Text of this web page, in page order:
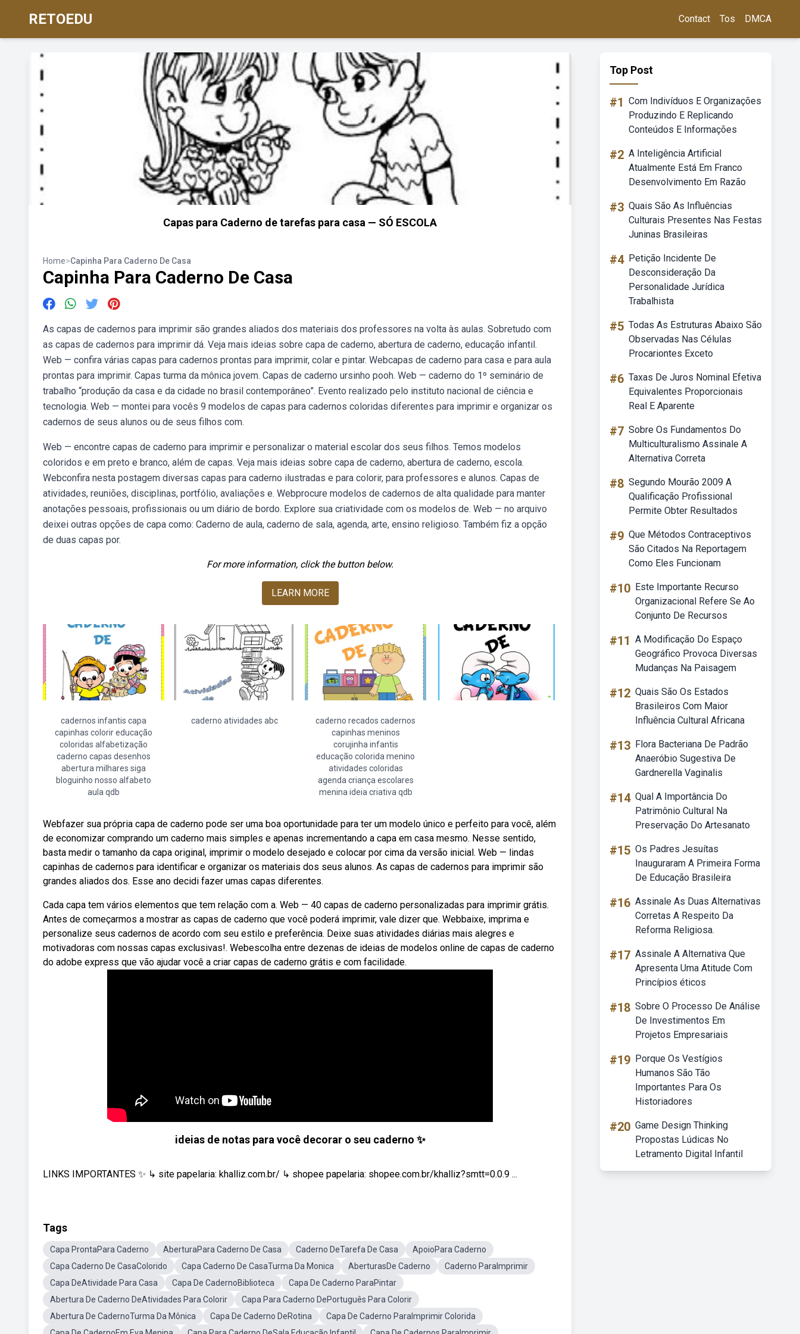
RETOEDU Contact Tos DMCA
Capas para Caderno de tarefas para casa — SÓ ESCOLA
Home>Capinha Para Caderno De Casa
Capinha Para Caderno De Casa
As capas de cadernos para imprimir são grandes aliados dos materiais dos professores na volta às aulas. Sobretudo com
as capas de cadernos para imprimir dá. Veja mais ideias sobre capa de caderno, abertura de caderno, educação infantil.
Web — confira várias capas para cadernos prontas para imprimir, colar e pintar. Webcapas de caderno para casa e para aula
prontas para imprimir. Capas turma da mônica jovem. Capas de caderno ursinho pooh. Web — caderno do 1º seminário de
trabalho “produção da casa e da cidade no brasil contemporâneo”. Evento realizado pelo instituto nacional de ciência e
tecnologia. Web — montei para vocês 9 modelos de capas para cadernos coloridas diferentes para imprimir e organizar os
cadernos de seus alunos ou de seus filhos com.
Web — encontre capas de caderno para imprimir e personalizar o material escolar dos seus filhos. Temos modelos
coloridos e em preto e branco, além de capas. Veja mais ideias sobre capa de caderno, abertura de caderno, escola.
Webconfira nesta postagem diversas capas para caderno ilustradas e para colorir, para professores e alunos. Capas de
atividades, reuniões, disciplinas, portfólio, avaliações e. Webprocure modelos de cadernos de alta qualidade para manter
anotações pessoais, profissionais ou um diário de bordo. Explore sua criatividade com os modelos de. Web — no arquivo
deixei outras opções de capa como: Caderno de aula, caderno de sala, agenda, arte, ensino religioso. Também fiz a opção
de duas capas por.
For more information, click the button below.
LEARN MORE
cadernos infantis capa
capinhas colorir educação
coloridas alfabetização
caderno capas desenhos
abertura milhares siga
bloguinho nosso alfabeto
aula qdb
caderno atividades abc
caderno recados cadernos
capinhas meninos
corujinha infantis
educação colorida menino
atividades coloridas
agenda criança escolares
menina ideia criativa qdb
Webfazer sua própria capa de caderno pode ser uma boa oportunidade para ter um modelo único e perfeito para você, além
de economizar comprando um caderno mais simples e apenas incrementando a capa em casa mesmo. Nesse sentido,
basta medir o tamanho da capa original, imprimir o modelo desejado e colocar por cima da versão inicial. Web — lindas
capinhas de cadernos para identificar e organizar os materiais dos seus alunos. As capas de cadernos para imprimir são
grandes aliados dos. Esse ano decidi fazer umas capas diferentes.
Cada capa tem vários elementos que tem relação com a. Web — 40 capas de caderno personalizadas para imprimir grátis.
Antes de começarmos a mostrar as capas de caderno que você poderá imprimir, vale dizer que. Webbaixe, imprima e
personalize seus cadernos de acordo com seu estilo e preferência. Deixe suas atividades diárias mais alegres e
motivadoras com nossas capas exclusivas!. Webescolha entre dezenas de ideias de modelos online de capas de caderno
do adobe express que vão ajudar você a criar capas de caderno grátis e com facilidade.
ideias de notas para você decorar o seu caderno ✨
LINKS IMPORTANTES ✨ ↳ site papelaria: khalliz.com.br/ ↳ shopee papelaria: shopee.com.br/khalliz?smtt=0.0.9 ...
Tags
Capa ProntaPara Caderno AberturaPara Caderno De Casa Caderno DeTarefa De Casa
ApoioPara Caderno
Capa Caderno De CasaColorido
Capa Caderno De CasaTurma Da Monica AberturasDe Caderno
Caderno ParaImprimir
Capa DeAtividade Para Casa
Capa De CadernoBiblioteca
Capa De Caderno ParaPintar
Abertura De Caderno DeAtividades Para Colorir
Capa Para Caderno DePortuguês Para Colorir
Abertura De CadernoTurma Da Mônica
Capa De Caderno DeRotina
Capa De Caderno ParaImprimir Colorida
Top Post
#1 Com Indivíduos E Organizações
Produzindo E Replicando
Conteúdos E Informações
#2 A Inteligência Artificial
Atualmente Está Em Franco
Desenvolvimento Em Razão
#3 Quais São As Influências
Culturais Presentes Nas Festas
Juninas Brasileiras
#4 Petição Incidente De
Desconsideração Da
Personalidade Jurídica
Trabalhista
#5 Todas As Estruturas Abaixo São
Observadas Nas Células
Procariontes Exceto
#6 Taxas De Juros Nominal Efetiva
Equivalentes Proporcionais
Real E Aparente
#7 Sobre Os Fundamentos Do
Multiculturalismo Assinale A
Alternativa Correta
#8 Segundo Mourão 2009 A
Qualificação Profissional
Permite Obter Resultados
#9 Que Métodos Contraceptivos
São Citados Na Reportagem
Como Eles Funcionam
#10 Este Importante Recurso
Organizacional Refere Se Ao
Conjunto De Recursos
#11 A Modificação Do Espaço
Geográfico Provoca Diversas
Mudanças Na Paisagem
#12 Quais São Os Estados
Brasileiros Com Maior
Influência Cultural Africana
#13 Flora Bacteriana De Padrão
Anaeróbio Sugestiva De
Gardnerella Vaginalis
#14 Qual A Importância Do
Patrimônio Cultural Na
Preservação Do Artesanato
#15 Os Padres Jesuítas
Inauguraram A Primeira Forma
De Educação Brasileira
#16 Assinale As Duas Alternativas
Corretas A Respeito Da
Reforma Religiosa.
#17 Assinale A Alternativa Que
Apresenta Uma Atitude Com
Princípios éticos
#18 Sobre O Processo De Análise
De Investimentos Em
Projetos Empresariais
#19 Porque Os Vestígios
Humanos São Tão
Importantes Para Os
Historiadores
#20 Game Design Thinking
Propostas Lúdicas No
Letramento Digital Infantil